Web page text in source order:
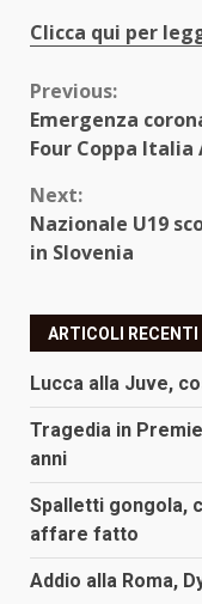
Clicca qui per
Continue
Reading
Previous:
Emergenza
Four Coppa Italia
Next:
Nazionale U19
in Slovenia
ARTICOLI RECENTI
Lucca alla Juve,
Tragedia in
anni
Spalletti gongola,
affare fatto
Addio alla Roma,